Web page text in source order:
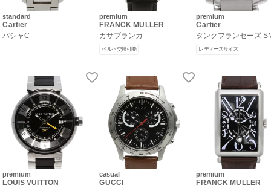
standard
Cartier
パシャC
premium
LOUIS VUITTON
premium
FRANCK MULLER
カサブランカ
ベルト交換可能
casual
GUCCI
premium
Cartier
タンクフランセーズ
レディースサイズ
premium
FRANCK MULLER